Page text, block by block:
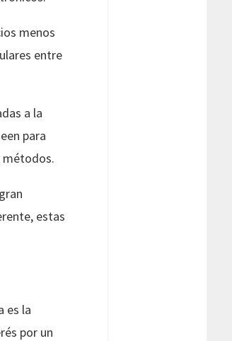
menos
entre
a la
para
métodos.
estas
es la
por un